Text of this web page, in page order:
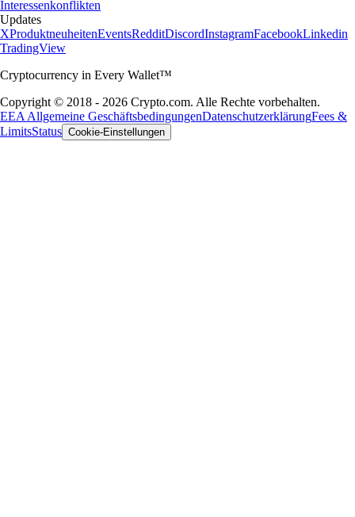
Interessenkonflikten
Updates
XProduktneuheitenEventsRedditDiscordInstagramFacebookLinkedin
TradingView
Cryptocurrency in Every Wallet™
Copyright © 2018 - 2026 Crypto.com. Alle Rechte vorbehalten.
EEA Allgemeine GeschäftsbedingungenDatenschutzerklärungFees &
LimitsStatus Cookie-Einstellungen